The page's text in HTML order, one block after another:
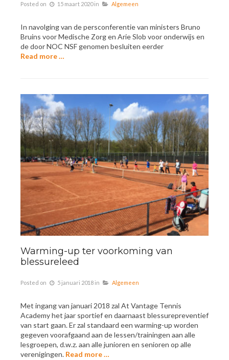
Posted on 15 maart 2020 in Algemeen
In navolging van de persconferentie van ministers Bruno
Bruins voor Medische Zorg en Arie Slob voor onderwijs en
de door NOC NSF genomen besluiten eerder
Read more …
Warming-up ter voorkoming van
blessureleed
Posted on 5 januari 2018 in Algemeen
Met ingang van januari 2018 zal At Vantage Tennis
Academy het jaar sportief en daarnaast blessurepreventief
van start gaan. Er zal standaard een warming-up worden
gegeven voorafgaand aan de lessen/trainingen aan alle
lesgroepen, d.w.z. aan alle junioren en senioren op alle
verenigingen. Read more …